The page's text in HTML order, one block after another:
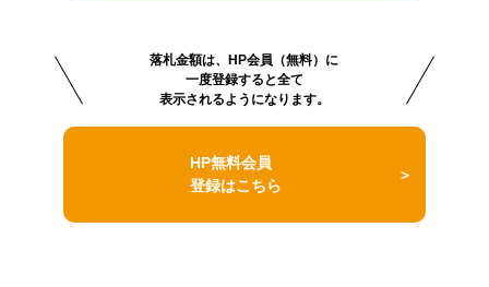
落札金額は、HP会員（無料）に
一度登録すると全て
表示されるようになります。
HP無料会員
登録はこちら